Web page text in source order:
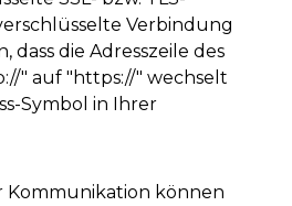
Verbindung
dass die Adresszeile des
" auf "https://" wechselt
Symbol in Ihrer
Kommunikation können